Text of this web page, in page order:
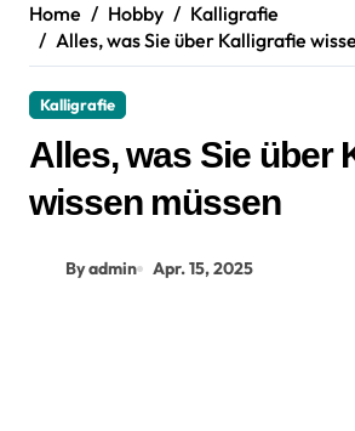
Home Hobby
Kalligrafie
Alles, was Sie über Kalligrafie
Kalligrafie
Alles, was Sie über
wissen müssen
By admin Apr. 15, 2025